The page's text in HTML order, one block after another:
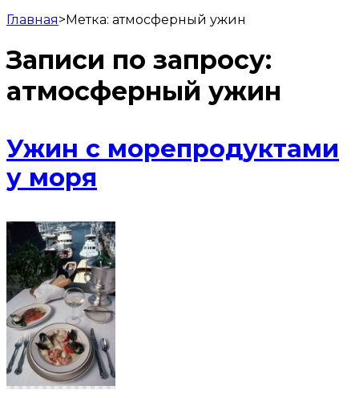
Главная>Метка: атмосферный ужин
Записи по запросу:
атмосферный ужин
Ужин с морепродуктами
у моря